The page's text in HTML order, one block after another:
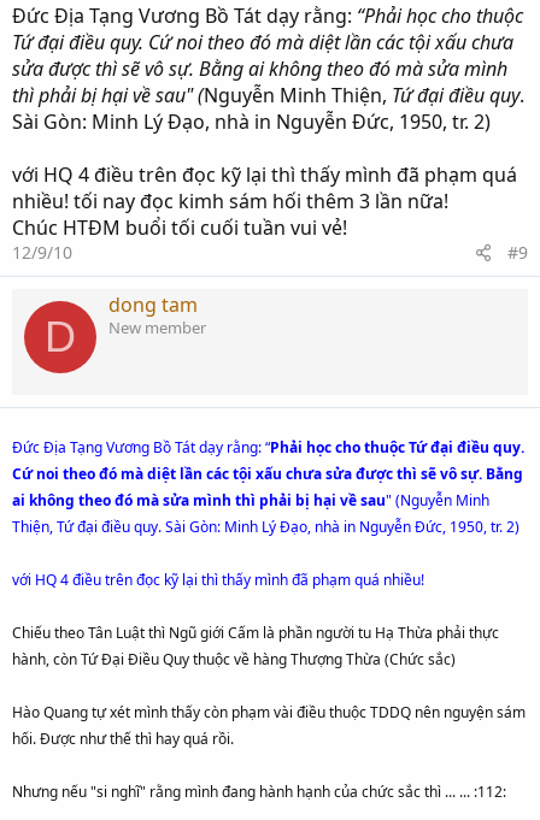
Đức Địa Tạng Vương Bồ Tát dạy rằng: “Phải học cho thuộc
Tứ đại điều quy. Cứ noi theo đó mà diệt lần các tội xấu chưa
sửa được thì sẽ vô sự. Bằng ai không theo đó mà sửa mình
thì phải bị hại về sau" (Nguyễn Minh Thiện, Tứ đại điều quy.
Sài Gòn: Minh Lý Đạo, nhà in Nguyễn Đức, 1950, tr. 2)
với HQ 4 điều trên đọc kỹ lại thì thấy mình đã phạm quá
nhiều! tối nay đọc kimh sám hối thêm 3 lần nữa!
Chúc HTĐM buổi tối cuối tuần vui vẻ!
12/9/10 #9
D
dong tam
New member
Đức Địa Tạng Vương Bồ Tát dạy rằng: “Phải học cho thuộc Tứ đại điều quy.
Cứ noi theo đó mà diệt lần các tội xấu chưa sửa được thì sẽ vô sự. Bằng
ai không theo đó mà sửa mình thì phải bị hại về sau" (Nguyễn Minh
Thiện, Tứ đại điều quy. Sài Gòn: Minh Lý Đạo, nhà in Nguyễn Đức, 1950, tr. 2)
với HQ 4 điều trên đọc kỹ lại thì thấy mình đã phạm quá nhiều!
Chiếu theo Tân Luật thì Ngũ giới Cấm là phần người tu Hạ Thừa phải thực
hành, còn Tứ Đại Điều Quy thuộc về hàng Thượng Thừa (Chức sắc)
Hào Quang tự xét mình thấy còn phạm vài điều thuộc TDDQ nên nguyện sám
hối. Được như thế thì hay quá rồi.
Nhưng nếu "si nghĩ" rằng mình đang hành hạnh của chức sắc thì ... ... :112: